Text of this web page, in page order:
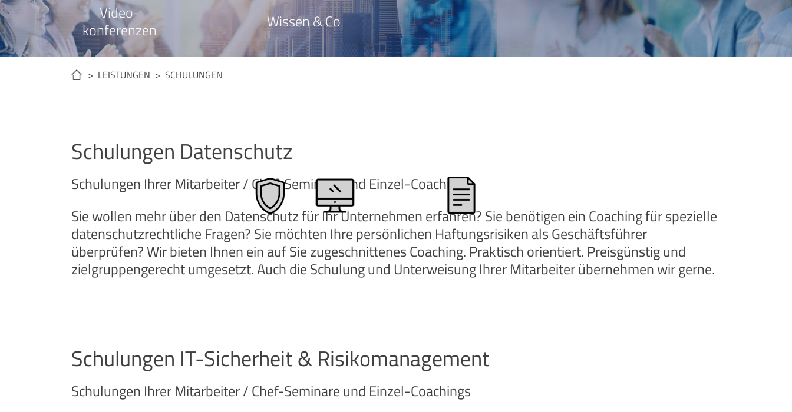
Video-
konferenzen
Wissen & Co
> LEISTUNGEN > SCHULUNGEN
Schulungen Datenschutz
Schulungen Ihrer Mitarbeiter / Chef-Seminare und Einzel-Coachings
Sie wollen mehr über den Datenschutz für Ihr Unternehmen erfahren? Sie benötigen ein Coaching für spezielle
datenschutzrechtliche Fragen? Sie möchten Ihre persönlichen Haftungsrisiken als Geschäftsführer
überprüfen? Wir bieten Ihnen ein auf Sie zugeschnittenes Coaching. Praktisch orientiert. Preisgünstig und
zielgruppengerecht umgesetzt. Auch die Schulung und Unterweisung Ihrer Mitarbeiter übernehmen wir gerne.
Schulungen IT-Sicherheit & Risikomanagement
Schulungen Ihrer Mitarbeiter / Chef-Seminare und Einzel-Coachings